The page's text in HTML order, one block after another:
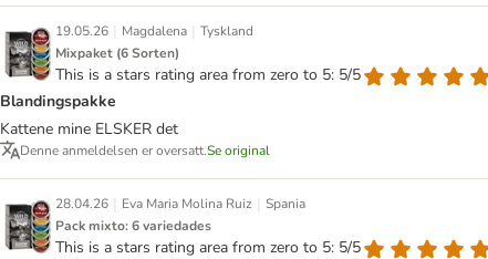
19.05.26 | Magdalena | Tyskland
Mixpaket (6 Sorten)
This is a stars rating area from zero to 5: 5/5
Blandingspakke
Kattene mine ELSKER det
Denne anmeldelsen er oversatt.Se original
28.04.26 | Eva Maria Molina Ruiz | Spania
Pack mixto: 6 variedades
This is a stars rating area from zero to 5: 5/5